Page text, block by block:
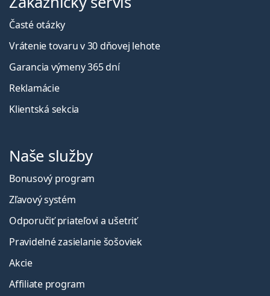
Časté otázky
Vrátenie tovaru v 30 dňovej lehote
Garancia výmeny 365 dní
Reklamácie
Klientská sekcia
Naše služby
Bonusový program
Zľavový systém
Odporučiť priateľovi a ušetriť
Pravidelné zasielanie šošoviek
Akcie
Affiliate program